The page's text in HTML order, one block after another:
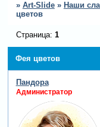
» Art-Slide » Наши
цветов
Фея цветов
Страница: 1
Пандора
Администратор